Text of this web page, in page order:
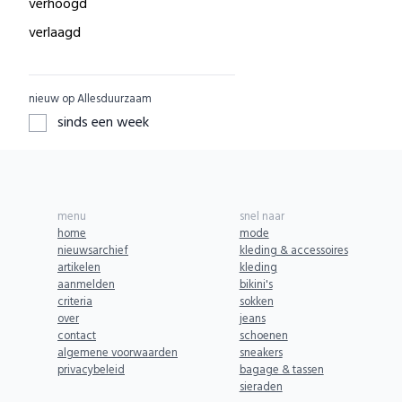
GreenPicnic
ZO Schoon
Babybum
Biogroei
Greenpan
SKOT
BENDL
Komrads
ACE
AFORA.WORLD
Armedangels
ARZE
ASPORTUGUESAS
AURO
AYANI
AbbeyLAB
verlaagd
nieuw op Allesduurzaam
sinds een week
menu
home
nieuwsarchief
artikelen
aanmelden
criteria
over
contact
algemene voorwaarden
privacybeleid
snel naar
mode
kleding & accessoires
kleding
bikini's
sokken
jeans
schoenen
sneakers
bagage & tassen
sieraden